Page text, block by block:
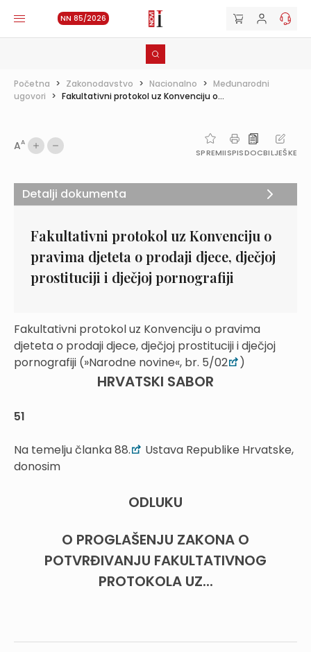
NN 85/2026
Početna > Zakonodavstvo > Nacionalno > Međunarodni
ugovori > Fakultativni protokol uz Konvenciju o...
AA
SPREMIISPISDOCBILJEŠKE
Fakultativni protokol uz Konvenciju o
pravima djeteta o prodaji djece, dječjoj
prostituciji i dječjoj pornografiji
Fakultativni protokol uz Konvenciju o pravima
djeteta o prodaji djece, dječjoj prostituciji i dječjoj
pornografiji (»Narodne novine«, br. 5/02
)
HRVATSKI SABOR
51
Na temelju članka 88.
Ustava Republike Hrvatske,
donosim
ODLUKU
O PROGLAŠENJU ZAKONA O
POTVRĐIVANJU FAKULTATIVNOG
PROTOKOLA UZ...
Detalji dokumenta